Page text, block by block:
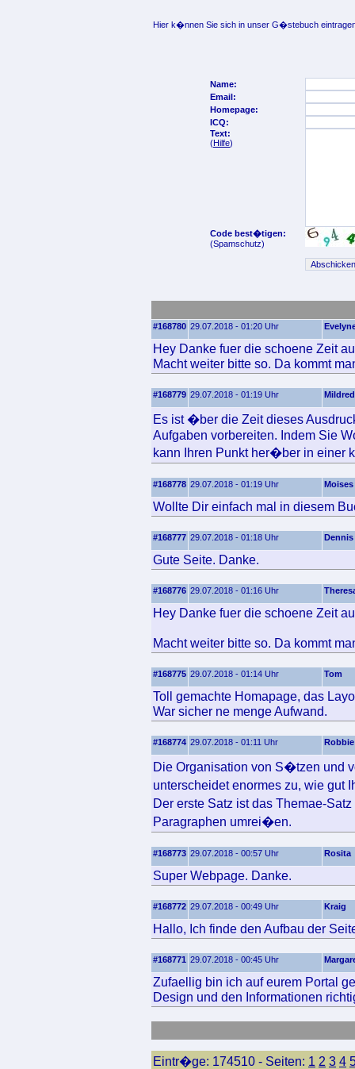
Hier k�nnen Sie sich in unser G�stebuch
Name:
Email:
Homepage:
ICQ:
Text:
(Hilfe)
Code best�tigen:
(Spamschutz)
#168780 29.07.2018 - 01:20 Uhr
Hey Danke fuer die schoene Zeit
Macht weiter bitte so. Da kommt
#168779 29.07.2018 - 01:19 Uhr Mildred
Es ist �ber die Zeit dieses
Aufgaben vorbereiten. Indem Sie
kann Ihren Punkt her�ber in einer
#168778 29.07.2018 - 01:19 Uhr Moises
Wollte Dir einfach mal in diesem
#168777 29.07.2018 - 01:18 Uhr Dennis
Gute Seite. Danke.
#168776 29.07.2018 - 01:16 Uhr
Hey Danke fuer die schoene Zeit
Macht weiter bitte so. Da kommt
#168775 29.07.2018 - 01:14 Uhr Tom
Toll gemachte Homapage, das
War sicher ne menge Aufwand.
#168774 29.07.2018 - 01:11 Uhr Robbie
Die Organisation von S�tzen und
unterscheidet enormes zu, wie
Der erste Satz ist das Themae-
Paragraphen umrei�en.
#168773 29.07.2018 - 00:57 Uhr Rosita
Super Webpage. Danke.
#168772 29.07.2018 - 00:49 Uhr Kraig
Hallo, Ich finde den Aufbau der
#168771 29.07.2018 - 00:45 Uhr
Zufaellig bin ich auf eurem Portal
Design und den Informationen
Eintr�ge: 174510 - Seiten: 1 2 3 4